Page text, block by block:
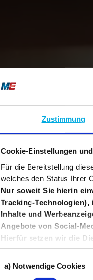
Zustimmung
Cookie-Einstellungen
Für die Bereitstellung
welches den Status Ihrer
Nur soweit Sie hierin
Tracking-
Inhalte und
Angebote von Social-
Hierfür setzen wir die
außerhalb der
Ihren Daten
a) Notwendige Cookies